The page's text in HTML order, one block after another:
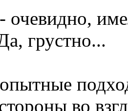
очевидно,
грустно...
во